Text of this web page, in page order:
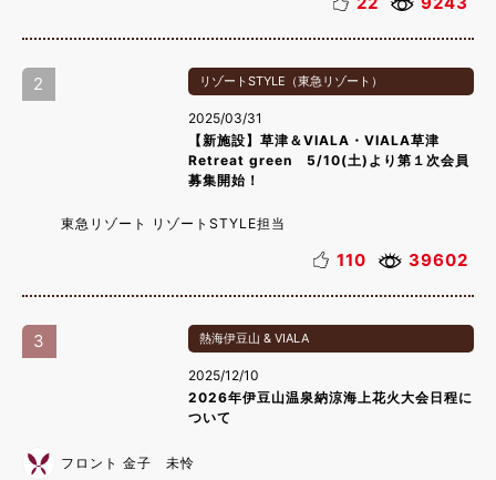
2 リゾートSTYLE（東急リゾート）
2025/03/31
【新施設】草津＆VIALA・VIALA草津
Retreat green 5/10(土)より第１次会員
募集開始！
東急リゾート リゾートSTYLE担当
110 39602
3 熱海伊豆山 & VIALA
2025/12/10
2026年伊豆山温泉納涼海上花火大会日程に
ついて
フロント 金子 未怜